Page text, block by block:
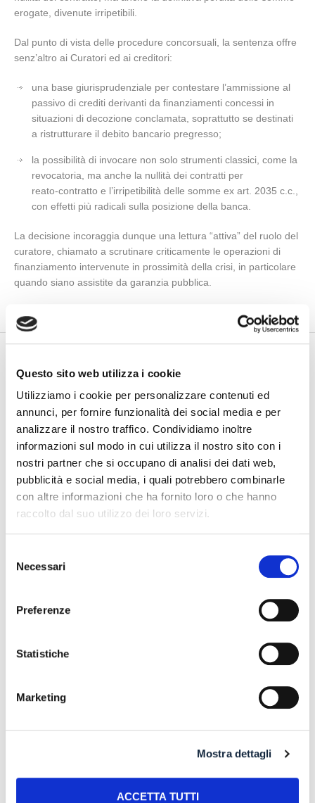
Questo sito web utilizza i cookie
Utilizziamo i cookie per personalizzare contenuti ed
annunci, per fornire funzionalità dei social media e per
analizzare il nostro traffico. Condividiamo inoltre
informazioni sul modo in cui utilizza il nostro sito con i
nostri partner che si occupano di analisi dei dati web,
pubblicità e social media, i quali potrebbero combinarle
con altre informazioni che ha fornito loro o che hanno
raccolto dal suo utilizzo dei loro servizi.
delNecessari
Preferenze
Statistiche
Marketing
Mostra dettagli
ACCETTA TUTTI
erogate, divenute irripetibili.
Dal punto di vista delle procedure concorsuali, la sentenza offre
senz’altro ai Curatori ed ai creditori:
una base giurisprudenziale per contestare l’ammissione al
passivo di crediti derivanti da finanziamenti concessi in
situazioni di decozione conclamata, soprattutto se destinati
a ristrutturare il debito bancario pregresso;
la possibilità di invocare non solo strumenti classici, come la
revocatoria, ma anche la nullità dei contratti per
reato‑contratto e l’irripetibilità delle somme ex art. 2035 c.c.,
con effetti più radicali sulla posizione della banca.
La decisione incoraggia dunque una lettura “attiva” del ruolo del
curatore, chiamato a scrutinare criticamente le operazioni di
finanziamento intervenute in prossimità della crisi, in particolare
quando siano assistite da garanzia pubblica.
Search
DEI CONTI CORRENTI E SULL’EVENTUALE RIFIUTO
DI APERTURA DI NUOVI RAPPORTI BANCARI
CONSUMATORE ANCHE PER L’IMPRENDITORE
DERIVANTI DALLA PRECEDENTE ATTIVITA’
RISARCIMENTO DANNI – CONDOTTA
INADEMPIENTE DEI SANITARI – Gestione della